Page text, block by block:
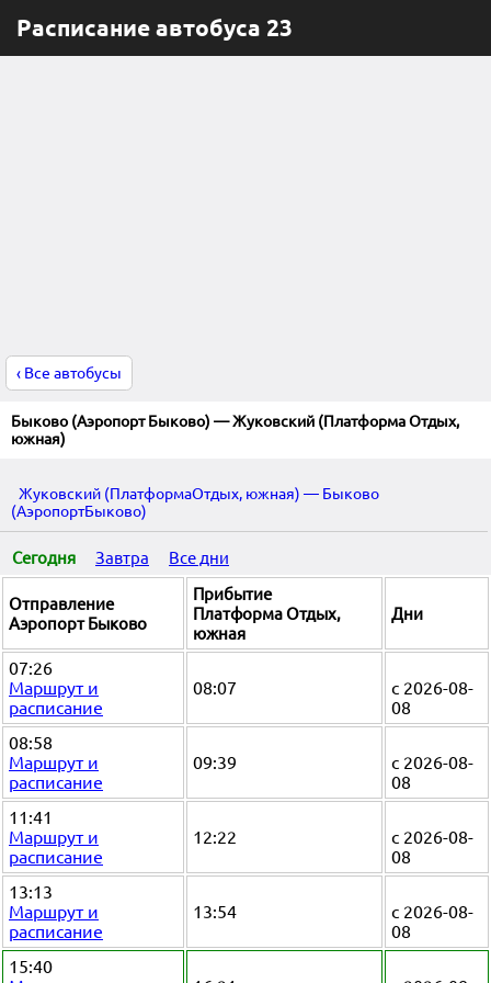
Расписание автобуса 23
‹ Все автобусы
Быково (Аэропорт Быково) — Жуковский (Платформа Отдых,
южная)
Жуковский (ПлатформаОтдых, южная) — Быково
(АэропортБыково)
Сегодня Завтра Все дни
Отправление
Аэропорт Быково
Прибытие
Платформа Отдых,
южная
Дни
07:26
Маршрут и
расписание
08:07
с 2026-08-
08
08:58
Маршрут и
расписание
09:39
с 2026-08-
08
11:41
Маршрут и
расписание
12:22
с 2026-08-
08
13:13
Маршрут и
расписание
13:54
с 2026-08-
08
15:40